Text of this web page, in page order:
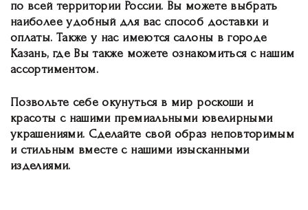
по всей территории России. Вы можете выбрать
наиболее удобный для вас способ доставки и
оплаты. Также у нас имеются салоны в городе
Казань, где Вы также можете ознакомиться с нашим
ассортиментом.
Позвольте себе окунуться в мир роскоши и
красоты с нашими премиальными ювелирными
украшениями. Сделайте свой образ неповторимым
и стильным вместе с нашими изысканными
изделиями.